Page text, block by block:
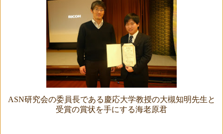
ASN研究会の委員長である慶応大学教授の大槻知明先生と
受賞の賞状を手にする海老原君